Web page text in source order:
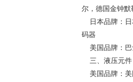
尔，德国金钟默
日本品牌：日
码器
美国品牌：巴
三、液压元件
美国品牌：美